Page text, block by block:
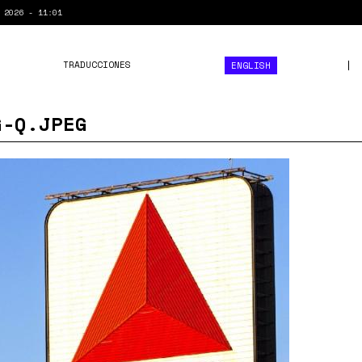
- 11:01
TRADUCCIONES ENGLISH
Q.JPEG